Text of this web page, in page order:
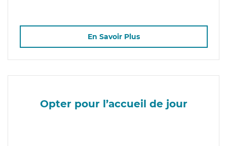
En Savoir Plus
Opter pour l’accueil de jour